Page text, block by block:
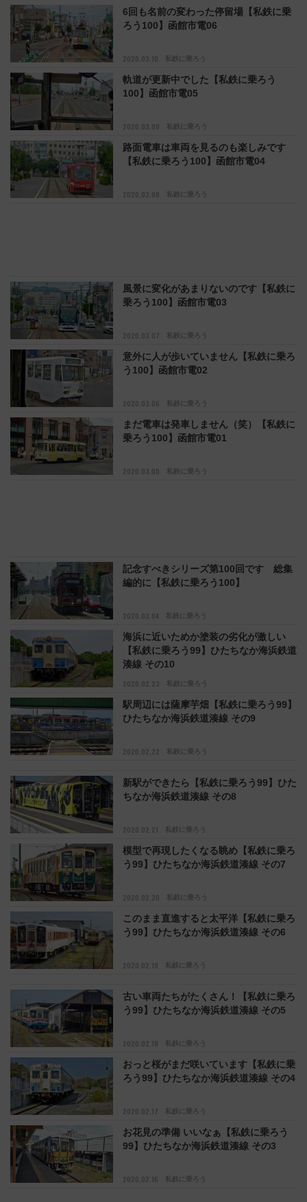
2020.03.10 私鉄に乗ろう
6回も名前の変わった停留場【私鉄に乗
ろう100】函館市電06
2020.03.09 私鉄に乗ろう
軌道が更新中でした【私鉄に乗ろう
100】函館市電05
2020.03.08 私鉄に乗ろう
路面電車は車両を見るのも楽しみです
【私鉄に乗ろう100】函館市電04
2020.03.07 私鉄に乗ろう
風景に変化があまりないのです【私鉄に
乗ろう100】函館市電03
2020.03.06 私鉄に乗ろう
意外に人が歩いていません【私鉄に乗ろ
う100】函館市電02
2020.03.05 私鉄に乗ろう
まだ電車は発車しません（笑）【私鉄に
乗ろう100】函館市電01
2020.03.04 私鉄に乗ろう
記念すべきシリーズ第100回です 総集
編的に【私鉄に乗ろう100】
2020.02.23 私鉄に乗ろう
海浜に近いためか塗装の劣化が激しい
【私鉄に乗ろう99】ひたちなか海浜鉄道
湊線 その10
2020.02.22 私鉄に乗ろう
駅周辺には薩摩芋畑【私鉄に乗ろう99】
ひたちなか海浜鉄道湊線 その9
2020.02.21 私鉄に乗ろう
新駅ができたら【私鉄に乗ろう99】ひた
ちなか海浜鉄道湊線 その8
2020.02.20 私鉄に乗ろう
模型で再現したくなる眺め【私鉄に乗ろ
う99】ひたちなか海浜鉄道湊線 その7
2020.02.19 私鉄に乗ろう
このまま直進すると太平洋【私鉄に乗ろ
う99】ひたちなか海浜鉄道湊線 その6
2020.02.18 私鉄に乗ろう
古い車両たちがたくさん！【私鉄に乗ろ
う99】ひたちなか海浜鉄道湊線 その5
2020.02.17 私鉄に乗ろう
おっと桜がまだ咲いています【私鉄に乗
ろう99】ひたちなか海浜鉄道湊線 その4
2020.02.16 私鉄に乗ろう
お花見の準備 いいなぁ【私鉄に乗ろう
99】ひたちなか海浜鉄道湊線 その3